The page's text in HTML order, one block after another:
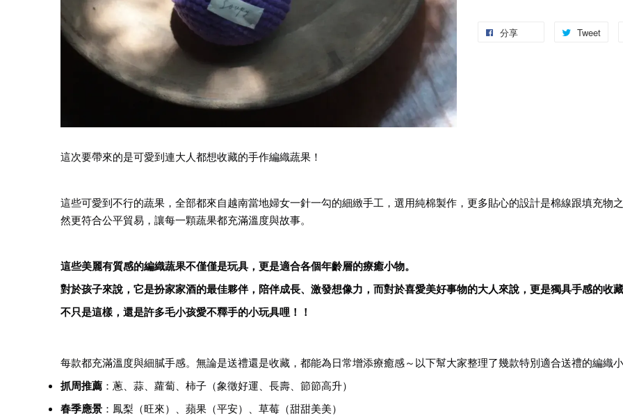
分享 Tweet
這次要帶來的是可愛到連大人都想收藏的手作編織蔬果！
這些可愛到不行的蔬果，全部都來自越南當地婦女一針一勾的細緻手工，選用純棉製作，更多貼心的設計是棉線跟填充物
然更符合公平貿易，讓每一顆蔬果都充滿溫度與故事。
這些美麗有質感的編織蔬果不僅僅是玩具，更是適合各個年齡層的療癒小物。
對於孩子來說，它是扮家家酒的最佳夥伴，陪伴成長、激發想像力，而對於喜愛美好事物的大人來說，更是獨具手感的收
不只是這樣，還是許多毛小孩愛不釋手的小玩具哩！！
每款都充滿溫度與細膩手感。無論是送禮還是收藏，都能為日常增添療癒感～以下幫大家整理了幾款特別適合送禮的編織小
抓周推薦 ：蔥、蒜、蘿蔔、柿子（象徵好運、長壽、節節高升）
春季應景 ：鳳梨（旺來）、蘋果（平安）、草莓（甜甜美美）